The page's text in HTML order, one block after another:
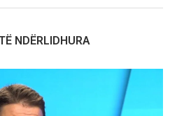
NDËRLIDHURA